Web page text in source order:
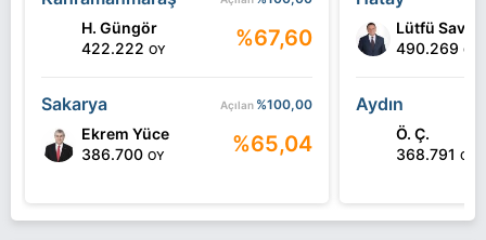
H. Güngör
422.222 OY %67,60
Sakarya Açılan %100,00
Ekrem Yüce
386.700 OY %65,04
Lütfü Savaş
490.269 OY
Aydın
Ö. Ç.
368.791 OY